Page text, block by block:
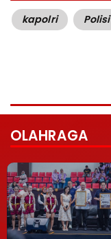
kapolri Polisi
OLAHRAGA